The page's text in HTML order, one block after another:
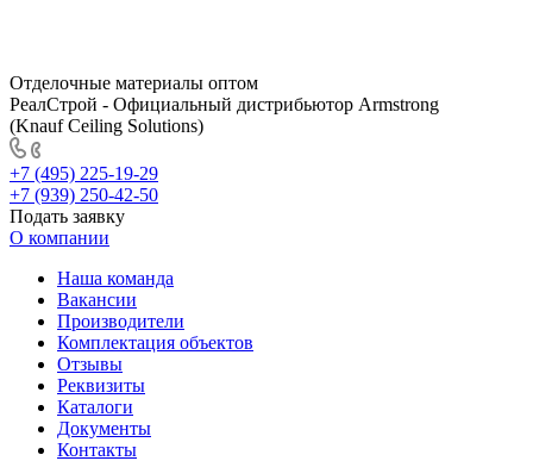
Отделочные материалы оптом
РеалСтрой - Официальный дистрибьютор Armstrong
(Knauf Ceiling Solutions)
+7 (495) 225-19-29
+7 (939) 250-42-50
Подать заявку
О компании
Наша команда
Вакансии
Производители
Комплектация объектов
Отзывы
Реквизиты
Каталоги
Документы
Контакты